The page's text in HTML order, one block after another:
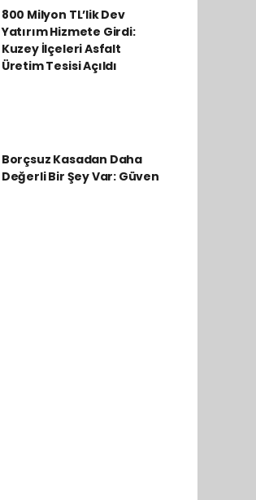
800 Milyon TL’lik Dev
Yatırım Hizmete Girdi:
Kuzey İlçeleri Asfalt
Üretim Tesisi Açıldı
Borçsuz Kasadan Daha
Değerli Bir Şey Var: Güven